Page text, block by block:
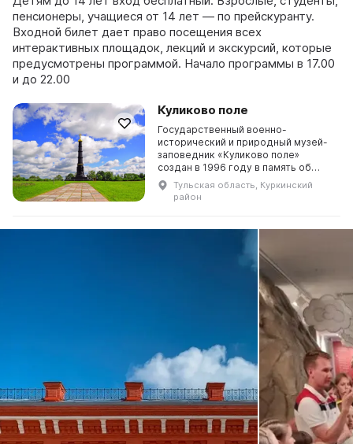
пенсионеры, учащиеся от 14 лет — по прейскуранту.
Входной билет дает право посещения всех
интерактивных площадок, лекций и экскурсий, которые
предусмотрены программой. Начало программы в 17.00
и до 22.00
Куликово поле
Государственный военно-
исторический и природный музей-
заповедник «Куликово поле»
создан в 1996 году в память об
одном из величайших сражений
средневековья – Куликовской
Тульская область, Куркинский
район